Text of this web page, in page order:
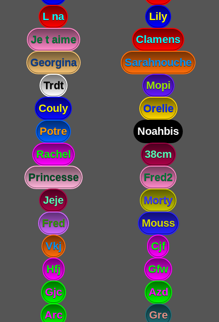
L na
Lily
Je t aime
Clamens
Georgina
Sarahnouche
Trdt
Mopi
Couly
Orelie
Potre
Noahbis
Rachel
38cm
Princesse
Fred2
Jeje
Morty
Fred
Mouss
Vkj
Cjf
Hfj
Gfw
Gjc
Azd
Arc
Gre